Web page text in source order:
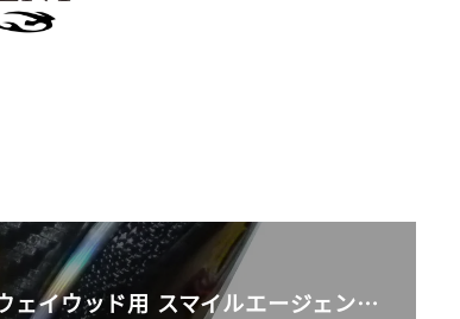
ェイウッド用 スマイルエージェン…